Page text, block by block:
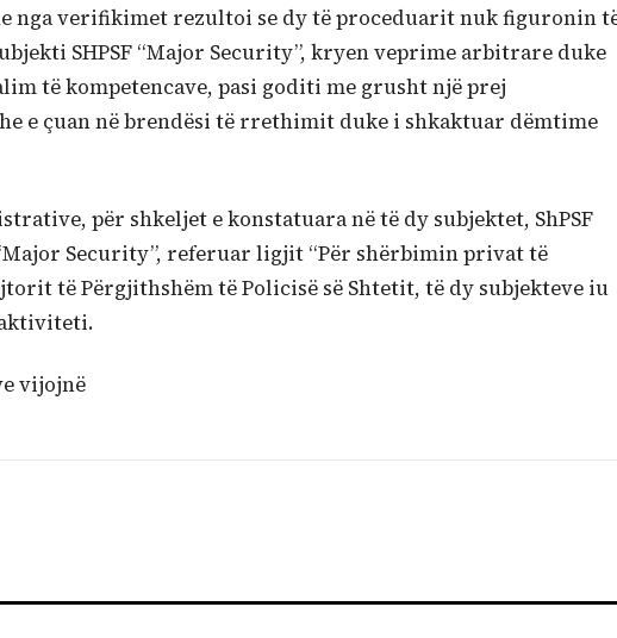
nga verifikimet rezultoi se dy të proceduarit nuk figuronin
SHPSF “Major Security”, kryen veprime arbitrare duke
të kompetencave, pasi goditi me grusht një prej
e çuan në brendësi të rrethimit duke i shkaktuar dëmtime
për shkeljet e konstatuara në të dy subjektet, ShPSF
Security”, referuar ligjit “Për shërbimin privat të
të Përgjithshëm të Policisë së Shtetit, të dy subjekteve iu
vijojnë